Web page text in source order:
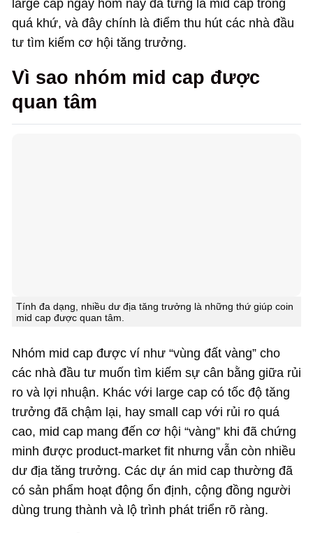
large cap ngày hôm nay đã từng là mid cap trong
quá khứ, và đây chính là điểm thu hút các nhà đầu
tư tìm kiếm cơ hội tăng trưởng.
Vì sao nhóm mid cap được
quan tâm
Tính đa dạng, nhiều dư địa tăng trưởng là những thứ giúp coin
mid cap được quan tâm.
Nhóm mid cap được ví như “vùng đất vàng” cho
các nhà đầu tư muốn tìm kiếm sự cân bằng giữa rủi
ro và lợi nhuận. Khác với large cap có tốc độ tăng
trưởng đã chậm lại, hay small cap với rủi ro quá
cao, mid cap mang đến cơ hội “vàng” khi đã chứng
minh được product-market fit nhưng vẫn còn nhiều
dư địa tăng trưởng. Các dự án mid cap thường đã
có sản phẩm hoạt động ổn định, cộng đồng người
dùng trung thành và lộ trình phát triển rõ ràng.